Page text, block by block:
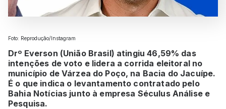
Foto: Reprodução/Instagram
Drº Everson (União Brasil) atingiu 46,59% das
intenções de voto e lidera a corrida eleitoral no
município de Várzea do Poço, na Bacia do Jacuípe.
É o que indica o levantamento contratado pelo
Bahia Notícias junto à empresa Séculus Análise e
Pesquisa.